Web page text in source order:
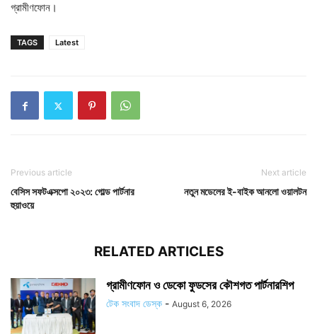
গ্রামীণফোন।
TAGS Latest
Previous article
বেসিস সফটএক্সপো ২০২৩: গোল্ড পার্টনার
হুয়াওয়ে
Next article
নতুন মডেলের ই-বাইক আনলো ওয়ালটন
RELATED ARTICLES
গ্রামীণফোন ও ডেকো ফুডসের কৌশগত পার্টনারশিপ
টেক সংবাদ ডেস্ক - August 6, 2026